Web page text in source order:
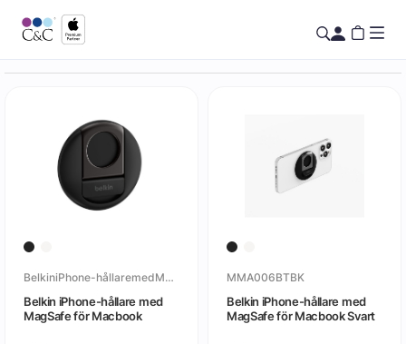
BelkiniPhone-hållaremedMagSafeförMacbook
Belkin iPhone-hållare med
MagSafe för Macbook
MMA006BTBK
Belkin iPhone-hållare med
MagSafe för Macbook Svart